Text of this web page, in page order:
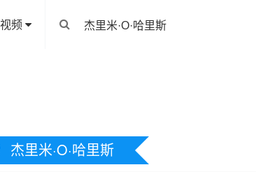
视频
杰里米·O·哈里斯